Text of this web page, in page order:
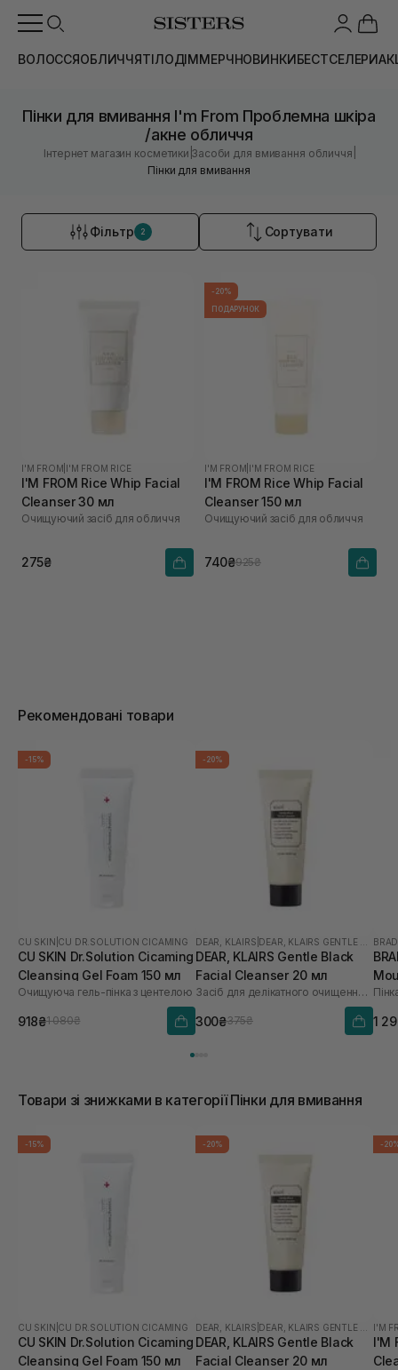
ВОЛОССЯОБЛИЧЧЯТІЛОДІММЕРЧНОВИНКИБЕСТСЕЛЕРИ
Пінки для вмивання I'm From Проблемна шкіра
/акне обличчя
Інтернет магазин косметики Засоби для вмивання обличчя
Пінки для вмивання
Фільтр 2 Сортувати
I'M FROM I'M FROM RICE
I'M FROM Rice Whip Facial
Cleanser 30 мл
Очищуючий засіб для обличчя
275₴
-20%
ПОДАРУНОК
I'M FROM I'M FROM RICE
I'M FROM Rice Whip Facial
Cleanser 150 мл
Очищуючий засіб для обличчя
740₴925₴
Рекомендовані товари
-15%
CU SKIN CU DR.SOLUTION CICAMING
CU SKIN Dr.Solution Cicaming
Cleansing Gel Foam 150 мл
Очищуюча гель-пінка з центелою
918₴1 080₴
-20%
DEAR, KLAIRS DEAR, KLAIRS GENTLE BLACK
DEAR, KLAIRS Gentle Black
Facial Cleanser 20 мл
Засіб для делікатного очищення обличчя
300₴375₴ 1
Товари зі знижками в категорії Пінки для вмивання
-15%
CU SKIN CU DR.SOLUTION CICAMING
CU SKIN Dr.Solution Cicaming
Cleansing Gel Foam 150 мл
-20%
DEAR, KLAIRS
DEAR, KLAIRS Gentle Black
Facial Cleanser 20 мл
-
I'M
I'M